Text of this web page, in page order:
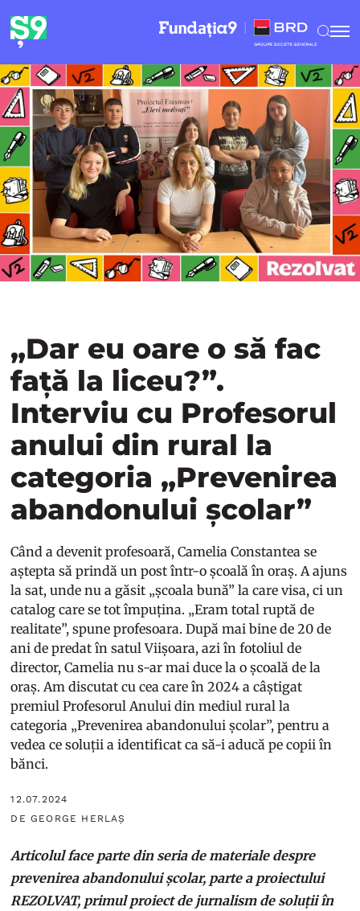
„Dar eu oare o să fac
față la liceu?”.
Interviu cu Profesorul
anului din rural la
categoria „Prevenirea
abandonului școlar”
Când a devenit profesoară, Camelia Constantea se
aștepta să prindă un post într-o școală în oraș. A ajuns
la sat, unde nu a găsit „școala bună” la care visa, ci un
catalog care se tot împuțina. „Eram total ruptă de
realitate”, spune profesoara. După mai bine de 20 de
ani de predat în satul Viișoara, azi în fotoliul de
director, Camelia nu s-ar mai duce la o școală de la
oraș. Am discutat cu cea care în 2024 a câștigat
premiul Profesorul Anului din mediul rural la
categoria „Prevenirea abandonului școlar”, pentru a
vedea ce soluții a identificat ca să-i aducă pe copii în
bănci.
12.07.2024
DE GEORGE HERLAȘ
Articolul face parte din seria de materiale despre
prevenirea abandonului școlar, parte a proiectului
REZOLVAT, primul proiect de jurnalism de soluții în